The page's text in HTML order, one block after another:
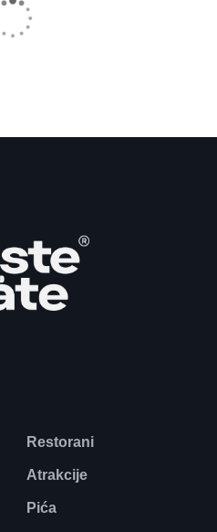
Restorani
Atrakcije
Pića